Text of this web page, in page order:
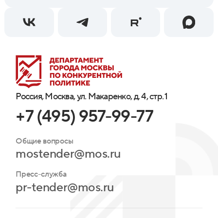
Россия, Москва, ул. Макаренко, д. 4, стр. 1
+7 (495) 957-99-77
Общие вопросы
mostender@mos.ru
Пресс-служба
pr-tender@mos.ru